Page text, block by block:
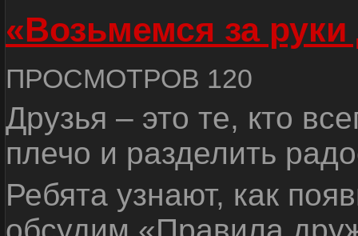
«Возьмемся за руки
ПРОСМОТРОВ 120
Друзья – это те, кто
плечо и разделить
Ребята узнают, как